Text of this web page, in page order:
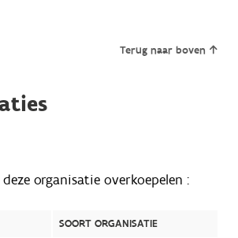
Terug naar boven
organisatie overkoepelen :
SOORT ORGANISATIE